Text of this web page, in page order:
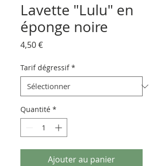
Lavette "Lulu" en
éponge noire
4,50 €Prix
Tarif dégressif *
Quantité *
Ajouter au panier